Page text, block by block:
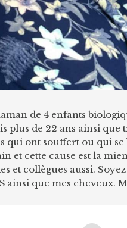
de 4 enfants
plus de 22 ans ainsi
qui ont souffert ou qui
et cette cause est la
et collègues aussi.
ainsi que mes cheveux.